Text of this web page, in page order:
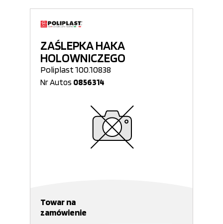
ZAŚLEPKA HAKA
HOLOWNICZEGO
Poliplast 100.10838
Nr Autos 0856314
Towar na
zamówienie